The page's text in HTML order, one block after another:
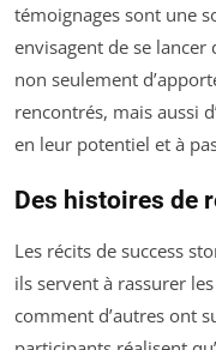
témoignages sont une
envisagent de se
non seulement
rencontrés, mais aussi
en leur potentiel et à
Des histoires de
Les récits de success
ils servent à rassurer
comment d’autres ont